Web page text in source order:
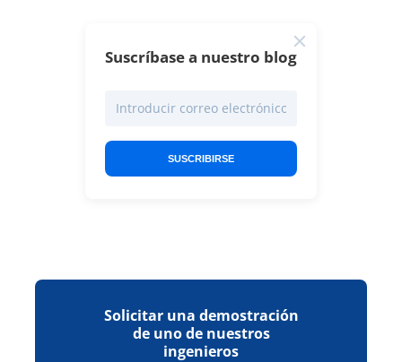
Suscríbase a nuestro blog
SUSCRIBIRSE
Solicitar una demostración
de uno de nuestros
ingenieros